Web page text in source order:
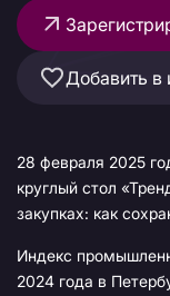
Добавить в
28 февраля 2025
круглый стол
закупках: как
Индекс
2024 года в